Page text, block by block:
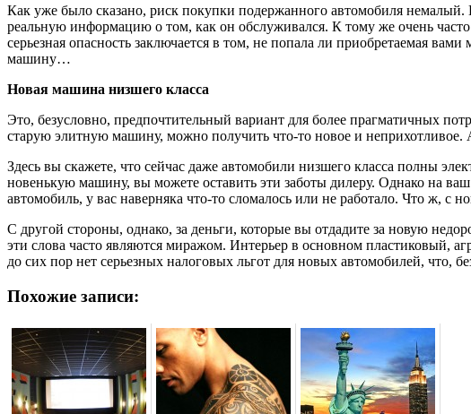
Как уже было сказано, риск покупки подержанного автомобиля
реальную информацию о том, как он обслуживался. К тому же очень
серьезная опасность заключается в том, не попала ли приобретаемая
машину…
Новая машина низшего класса
Это, безусловно, предпочтительный вариант для более прагматичных
старую элитную машину, можно получить что-то новое и
Здесь вы скажете, что сейчас даже автомобили низшего класса полны
новенькую машину, вы можете оставить эти заботы дилеру. Однако на
автомобиль, у вас наверняка что-то сломалось или не работало. Что ж,
С другой стороны, однако, за деньги, которые вы отдадите за новую
эти слова часто являются миражом. Интерьер в основном пластиковый,
до сих пор нет серьезных налоговых льгот для новых автомобилей, что,
Похожие записи: